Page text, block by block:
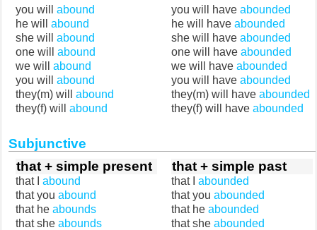
you will abound
he will abound
she will abound
one will abound
we will abound
you will abound
they(m) will abound
they(f) will abound
you will have abounded
he will have abounded
she will have abounded
one will have abounded
we will have abounded
you will have abounded
they(m) will have abounded
they(f) will have abounded
Subjunctive
that + simple present
that I abound
that you abound
that he abounds
that she abounds
that + simple past
that I abounded
that you abounded
that he abounded
that she abounded